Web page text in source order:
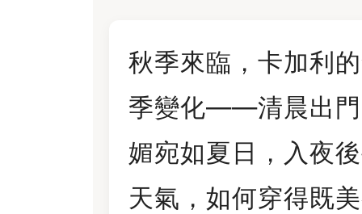
秋季來臨，卡加利
季變化——清晨出門
媚宛如夏日，入夜
天氣，如何穿得既